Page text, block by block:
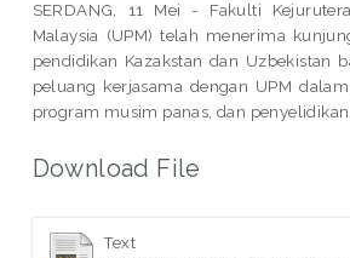
SERDANG, 11 Mei - Fakulti
Malaysia (UPM) telah menerima
pendidikan Kazakstan dan Uzbekistan
peluang kerjasama dengan UPM
program musim panas, dan penyelidikan.
Download File
Text